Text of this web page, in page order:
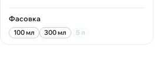
Фасовка
100 мл 300 мл 5 л